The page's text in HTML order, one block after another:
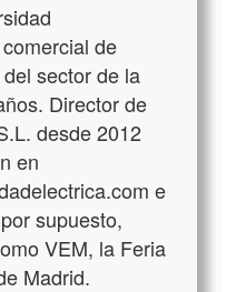
de
sector de la
Director de
desde 2012
en
e
supuesto,
VEM, la Feria
Madrid.